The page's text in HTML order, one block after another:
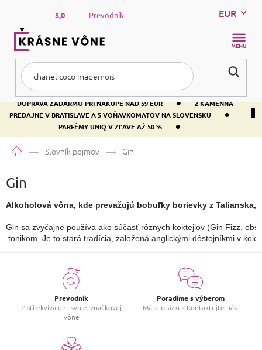
obsah
DOPRAVA ZADARMO PRI NÁKUPE NAD 59 EUR •
2 KAMENNÁ
PREDAJNE V BRATISLAVE A 5 VOŇAVKOMATOV NA SLOVENSKU
•
PARFÉMY UNIQ V ZĽAVE AŽ 50 % •
5,0 Prevodník EUR
DomovSlovník pojmov Gin
Gin
Alkoholová vôna, kde prevažujú bobuľky borievky z Talianska,
Gin sa zvyčajne používa ako súčasť rôznych koktejlov (Gin Fizz,
tonikom. Je to stará tradícia, založená anglickými dôstojníkmi v
Prevodník
Zisti ekvivalent svojej značkovej
vône
Poradíme s výberom
Máte otázku? Kontaktujte nás.